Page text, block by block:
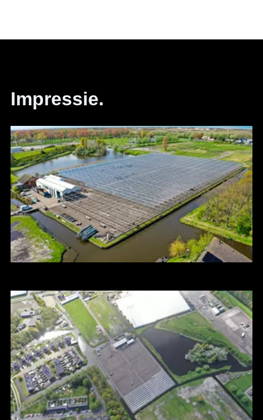
Impressie.